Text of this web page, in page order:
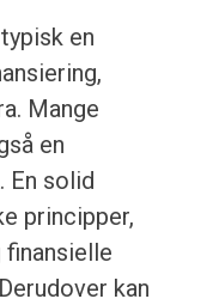
en
Mange
en
En solid
principper,
kan